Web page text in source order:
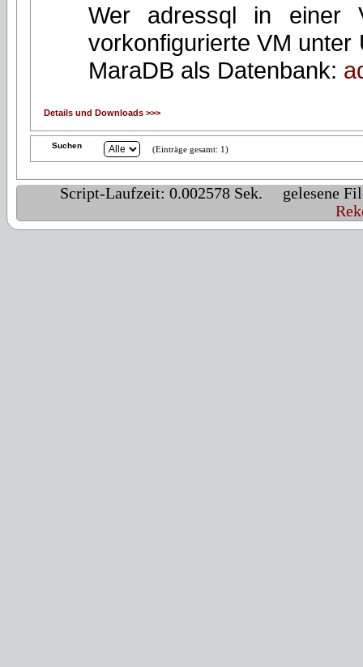
Wer adressql in einer
vorkonfigurierte VM unter
MaraDB als Datenbank:
Details und Downloads >>>
Suchen (Einträge gesamt: 1)
Script-Laufzeit: 0.002578 Sek. gelesene